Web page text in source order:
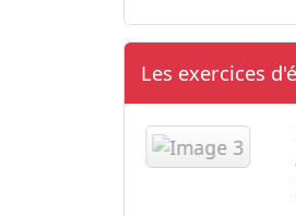
Les exercices